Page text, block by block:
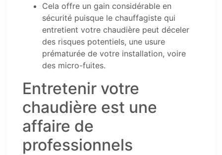
Cela offre un gain considérable en
sécurité puisque le chauffagiste qui
entretient votre chaudière peut déceler
des risques potentiels, une usure
prématurée de votre installation, voire
des micro-fuites.
Entretenir votre
chaudière est une
affaire de
professionnels